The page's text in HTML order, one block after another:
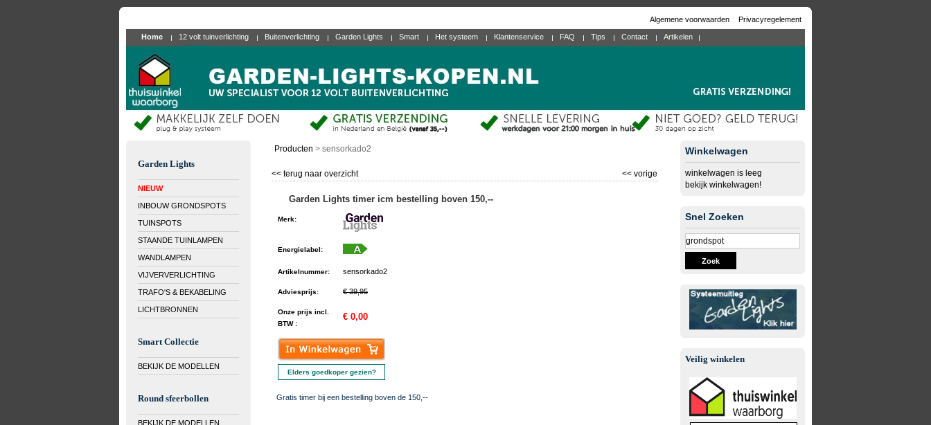
Algemene voorwaarden Privacyregelement
Home 12 volt tuinverlichting Buitenverlichting Garden Lights Smart Het systeem Klantenservice FAQ Tips Contact Artikelen
Garden Lights
NIEUW
INBOUW GRONDSPOTS
TUINSPOTS
STAANDE TUINLAMPEN
WANDLAMPEN
VIJVERVERLICHTING
TRAFO'S & BEKABELING
LICHTBRONNEN
Smart Collectie
BEKIJK DE MODELLEN
Round sfeerbollen
BEKIJK DE MODELLEN
Producten > sensorkado2
<< terug naar overzicht << vorige
Garden Lights timer icm bestelling boven 150,--
Merk:
Energielabel:
Artikelnummer: sensorkado2
Adviesprijs: € 39,95
Onze prijs incl.
BTW :
€ 0,00
Elders goedkoper gezien?
Gratis timer bij een bestelling boven de 150,--
Winkelwagen
winkelwagen is leeg
bekijk winkelwagen!
Snel Zoeken
Zoek
Veilig winkelen